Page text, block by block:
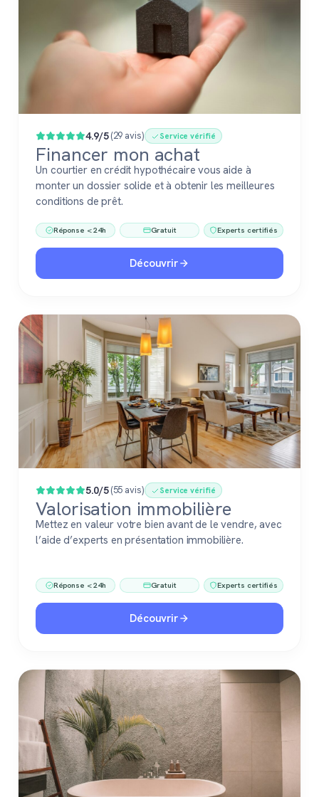
4.9/5(29 avis) Service vérifié
Financer mon achat
Un courtier en crédit hypothécaire vous aide à
monter un dossier solide et à obtenir les meilleures
conditions de prêt.
Réponse < 24h Gratuit Experts certifiés
Découvrir
5.0/5(55 avis) Service vérifié
Valorisation immobilière
Mettez en valeur votre bien avant de le vendre, avec
l’aide d’experts en présentation immobilière.
Réponse < 24h Gratuit Experts certifiés
Découvrir